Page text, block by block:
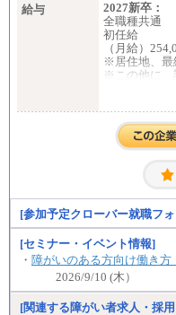
給与
2027新卒：
全職種共通
初任給
（月給）
※居住地、最
※この他に、
中途：
全職種共通
※居住地、年
※この他に
す。
※試用期間中
[参加予定クローバー就職フ
[セミナー・イベント情報]
・ 障がいのある方向け働き
2026/9/10 (木）
[関連する障がい者求人・採